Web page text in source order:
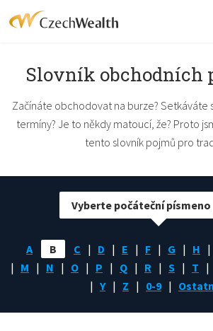
Slovník obchodních
Začínáte obchodovat na burze? Setkáváte
termíny? Je to někdy matoucí, že? Proto
tento slovník pojmů pro
A B C D E F G H
M
N O P Q R S T
Y
Z 0-9
Vyberte počáteční